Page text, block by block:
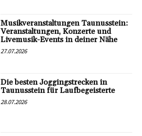
Musikveranstaltungen Taunusstein:
Veranstaltungen, Konzerte und
Livemusik-Events in deiner Nähe
27.07.2026
Die besten Joggingstrecken in
Taunusstein für Laufbegeisterte
28.07.2026